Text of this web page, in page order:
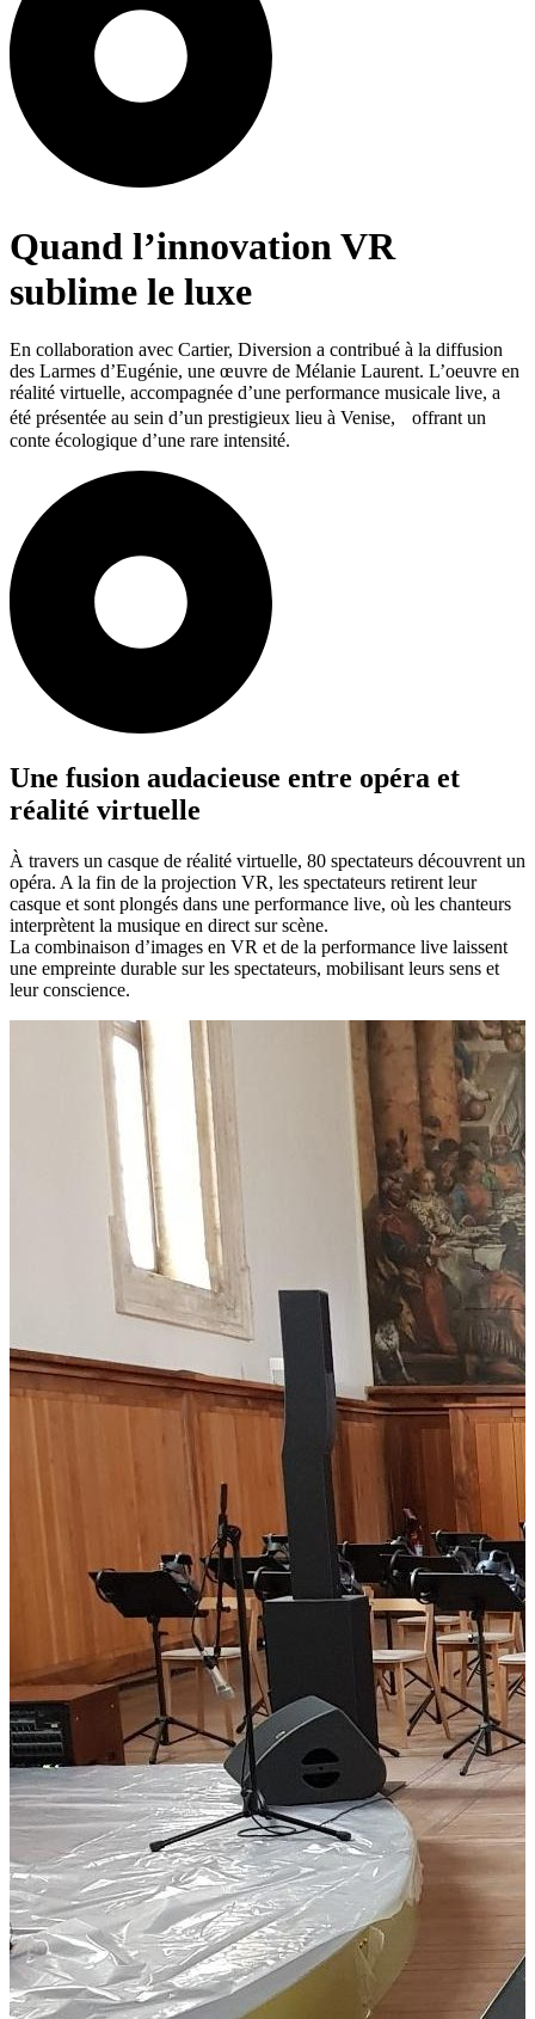
Quand l’innovation VR
sublime le luxe
En collaboration avec Cartier, Diversion a contribué à la diffusion
des Larmes d’Eugénie, une œuvre de Mélanie Laurent. L’oeuvre en
réalité virtuelle, accompagnée d’une performance musicale live, a
été présentée au sein d’un prestigieux lieu à Venise, offrant un
conte écologique d’une rare intensité.
Une fusion audacieuse entre opéra et
réalité virtuelle
À travers un casque de réalité virtuelle, 80 spectateurs découvrent un
opéra. A la fin de la projection VR, les spectateurs retirent leur
casque et sont plongés dans une performance live, où les chanteurs
interprètent la musique en direct sur scène.
La combinaison d’images en VR et de la performance live laissent
une empreinte durable sur les spectateurs, mobilisant leurs sens et
leur conscience.